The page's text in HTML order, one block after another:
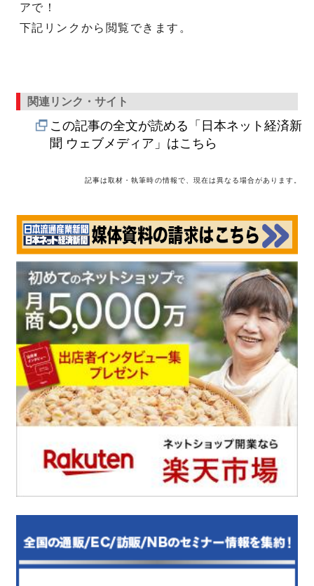
アで！
下記リンクから閲覧できます。
関連リンク・サイト
この記事の全文が読める「日本ネット経済新
聞 ウェブメディア」はこちら
記事は取材・執筆時の情報で、現在は異なる場合があります。